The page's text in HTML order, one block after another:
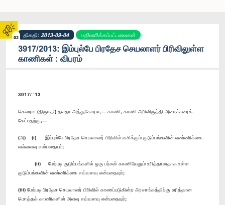
02 திகதி: 2013-09-04 பதிலளிக்கப்பட்டவைகள்
3917/2013: இம்புல்பே பிரதேச செயலாளர் பிரிவிலுள்ள
காணிகள் : விபரம்
3917/ ’13
கௌரவ (திருமதி) தலதா அத்துகோரல,— காணி, காணி அபிவிருத்தி அமைச்சரைக்
கேட்பதற்கு,—
(அ) (i) இம்புல்பே பிரதேச செயலாளர் பிரிவில் வசிக்கும் குடும்பங்களின் எண்ணிக்கை
எவ்வளவு என்பதையும்;
(ii) மேற்படி குடும்பங்களில் ஒரு பர்சஸ் காணியேனும் உரித்தானதாக உள்ள
குடும்பங்களின் எண்ணிக்கை எவ்வளவு என்பதையும்;
(iii) மேற்படி பிரதேச செயலாளர் பிரிவில் காணப்படுகின்ற அரசாங்கத்திற்கு உரித்தான
மொத்தக் காணிகளின் அளவு எவ்வளவு என்பதையும்;